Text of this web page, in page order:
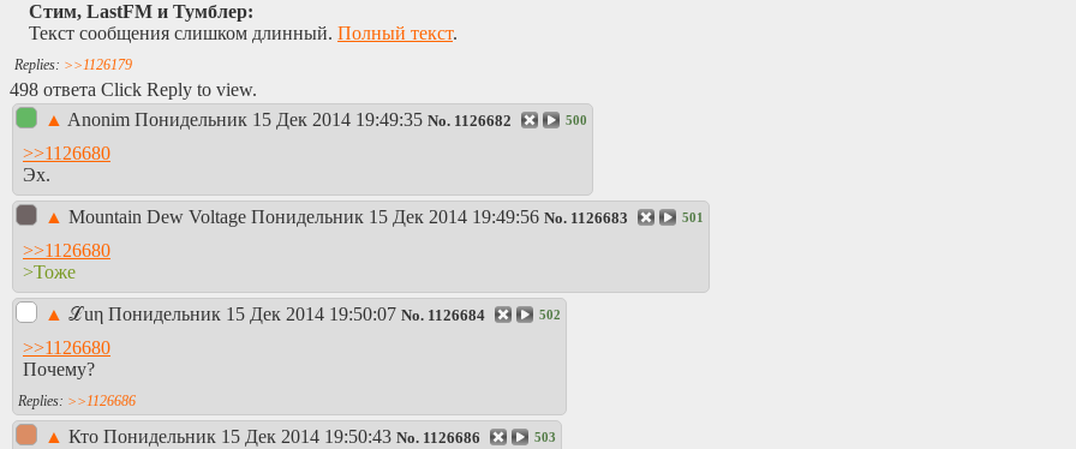
Стим, LastFM и Тумблер:
Текст сообщения слишком длинный. Полный текст.
>>1126179
498 ответа Click Reply to view.
▲ Anonim Понидельник 15 Дек 2014 19:49:35 No. 1126682 500
>>1126680
Эх.
▲ Mountain Dew Voltage Понидельник 15 Дек 2014 19:49:56 No. 1126683 501
>>1126680
>Тоже
▲ ℒuη Понидельник 15 Дек 2014 19:50:07 No. 1126684 502
>>1126680
Почему?
>>1126686
▲ Кто Понидельник 15 Дек 2014 19:50:43 No. 1126686 503